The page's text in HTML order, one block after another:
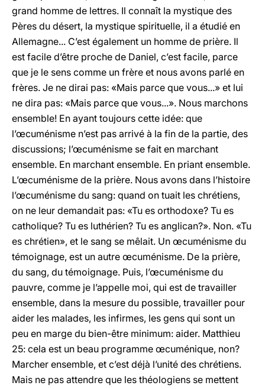
grand homme de lettres. Il connaît la mystique des
Pères du désert, la mystique spirituelle, il a étudié en
Allemagne... C’est également un homme de prière. Il
est facile d’être proche de Daniel, c’est facile, parce
que je le sens comme un frère et nous avons parlé en
frères. Je ne dirai pas: «Mais parce que vous...» et lui
ne dira pas: «Mais parce que vous...». Nous marchons
ensemble! En ayant toujours cette idée: que
l’œcuménisme n’est pas arrivé à la fin de la partie, des
discussions; l’œcuménisme se fait en marchant
ensemble. En marchant ensemble. En priant ensemble.
L’œcuménisme de la prière. Nous avons dans l’histoire
l’œcuménisme du sang: quand on tuait les chrétiens,
on ne leur demandait pas: «Tu es orthodoxe? Tu es
catholique? Tu es luthérien? Tu es anglican?». Non. «Tu
es chrétien», et le sang se mêlait. Un œcuménisme du
témoignage, est un autre œcuménisme. De la prière,
du sang, du témoignage. Puis, l’œcuménisme du
pauvre, comme je l’appelle moi, qui est de travailler
ensemble, dans la mesure du possible, travailler pour
aider les malades, les infirmes, les gens qui sont un
peu en marge du bien-être minimum: aider. Matthieu
25: cela est un beau programme œcuménique, non?
Marcher ensemble, et c’est déjà l’unité des chrétiens.
Mais ne pas attendre que les théologiens se mettent